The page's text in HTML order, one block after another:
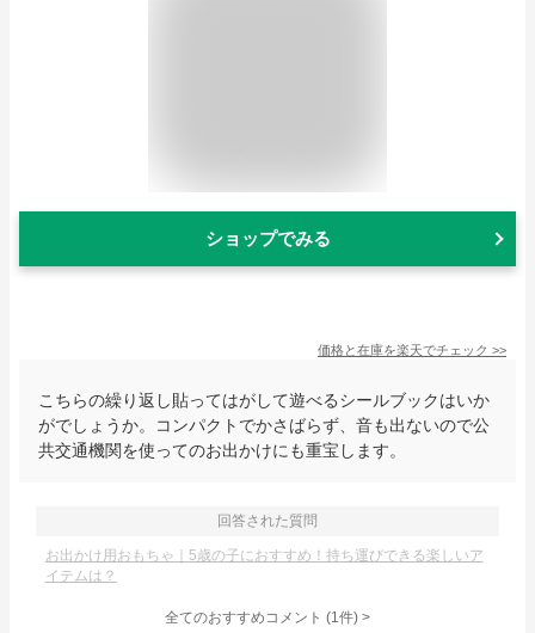
ショップでみる
価格と在庫を楽天でチェック >>
こちらの繰り返し貼ってはがして遊べるシールブックはいか
がでしょうか。コンパクトでかさばらず、音も出ないので公
共交通機関を使ってのお出かけにも重宝します。
回答された質問
お出かけ用おもちゃ｜5歳の子におすすめ！持ち運びできる楽しいア
イテムは？
全てのおすすめコメント (1件) >